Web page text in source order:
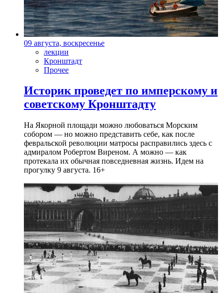
09 августа, воскресенье
лекции
Кронштадт
Прочее
Историк проведет по имперскому и
советскому Кронштадту
На Якорной площади можно любоваться Морским
собором — но можно представить себе, как после
февральской революции матросы расправились здесь с
адмиралом Робертом Виреном. А можно — как
протекала их обычная повседневная жизнь. Идем на
прогулку 9 августа. 16+